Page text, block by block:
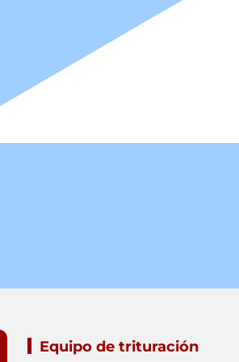
Equipo de trituración